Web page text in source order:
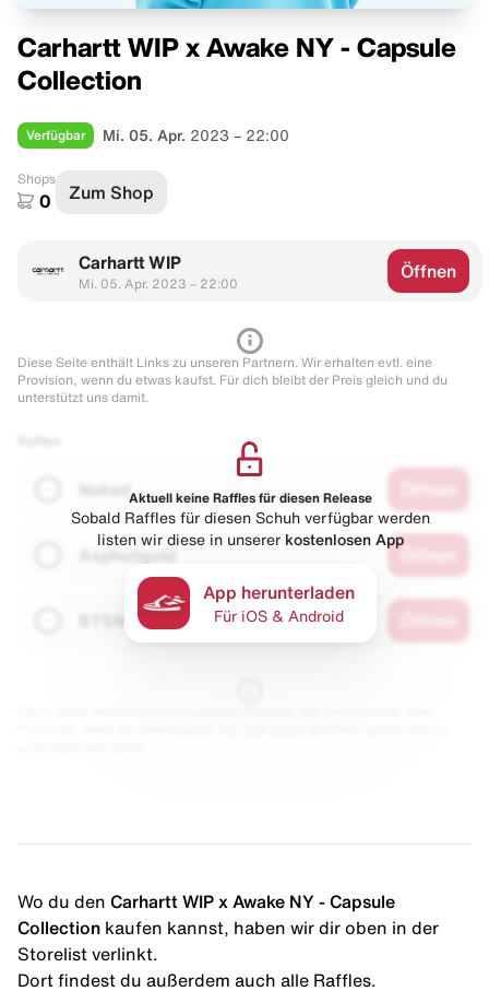
Carhartt WIP x Awake NY - Capsule
Collection
Verfügbar Mi. 05. Apr. 2023 – 22:00
Shops
0 Zum Shop
Carhartt WIP
Mi. 05. Apr. 2023 – 22:00
Öffnen
Diese Seite enthält Links zu unseren Partnern. Wir erhalten evtl. eine
Provision, wenn du etwas kaufst. Für dich bleibt der Preis gleich und du
unterstützt uns damit.
Naked
Asphaltgold
Aktuell keine Raffles für diesen Release
Sobald Raffles für diesen Schuh verfügbar werden
listen wir diese in unserer kostenlosen App
App herunterladen
Für iOS & Android
Wo du den Carhartt WIP x Awake NY - Capsule
Collection kaufen kannst, haben wir dir oben in der
Storelist verlinkt.
Dort findest du außerdem auch alle Raffles.